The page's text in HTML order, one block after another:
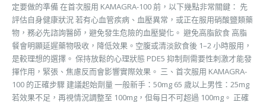
定要做的準備 在首次服用 KAMAGRA-100 前，以下幾點非常關鍵： 先
評估自身健康狀況 若有心血管疾病、血壓異常，或正在服用硝酸鹽類藥
物，務必先諮詢醫師，避免發生危險的血壓變化。 避免高脂飲食 高脂
餐會明顯延遲藥物吸收，降低效果。空腹或清淡飲食後 1–2 小時服用，
是較理想的選擇。 保持放鬆的心理狀態 PDE5 抑制劑需要性刺激才能發
揮作用，緊張、焦慮反而會影響實際效果。 三、首次服用 KAMAGRA-
100 的正確步驟 建議起始劑量 一般新手：50mg 65 歲以上男性：25mg
若效果不足，再視情況調整至 100mg，但每日不可超過 100mg。 正確